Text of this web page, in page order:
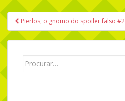
Navegação de Post
Pierlos, o gnomo do spoiler falso #2
Search for: